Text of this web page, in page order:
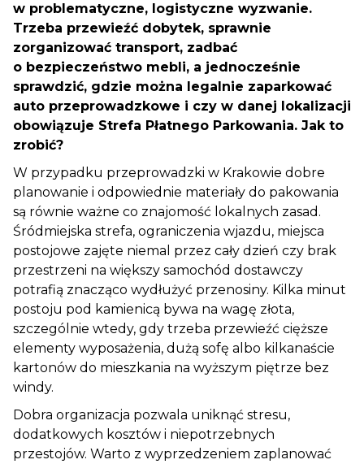
w problematyczne, logistyczne wyzwanie.
Trzeba przewieźć dobytek, sprawnie
zorganizować transport, zadbać
o bezpieczeństwo mebli, a jednocześnie
sprawdzić, gdzie można legalnie zaparkować
auto przeprowadzkowe i czy w danej lokalizacji
obowiązuje Strefa Płatnego Parkowania. Jak to
zrobić?
W przypadku przeprowadzki w Krakowie dobre
planowanie i odpowiednie materiały do pakowania
są równie ważne co znajomość lokalnych zasad.
Śródmiejska strefa, ograniczenia wjazdu, miejsca
postojowe zajęte niemal przez cały dzień czy brak
przestrzeni na większy samochód dostawczy
potrafią znacząco wydłużyć przenosiny. Kilka minut
postoju pod kamienicą bywa na wagę złota,
szczególnie wtedy, gdy trzeba przewieźć cięższe
elementy wyposażenia, dużą sofę albo kilkanaście
kartonów do mieszkania na wyższym piętrze bez
windy.
Dobra organizacja pozwala uniknąć stresu,
dodatkowych kosztów i niepotrzebnych
przestojów. Warto z wyprzedzeniem zaplanować